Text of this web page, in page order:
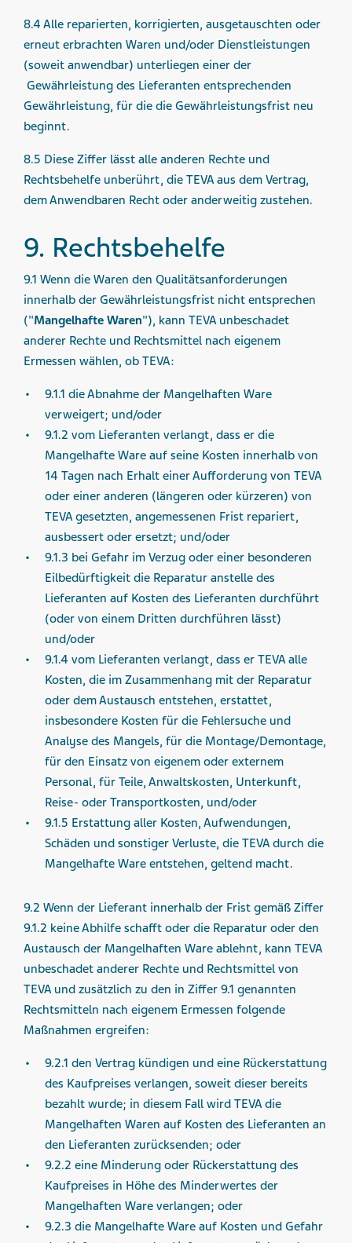
8.4 Alle reparierten, korrigierten, ausgetauschten oder
erneut erbrachten Waren und/oder Dienstleistungen
(soweit anwendbar) unterliegen einer der
Gewährleistung des Lieferanten entsprechenden
Gewährleistung, für die die Gewährleistungsfrist neu
beginnt.
8.5 Diese Ziffer lässt alle anderen Rechte und
Rechtsbehelfe unberührt, die TEVA aus dem Vertrag,
dem Anwendbaren Recht oder anderweitig zustehen.
9. Rechtsbehelfe
9.1 Wenn die Waren den Qualitätsanforderungen
innerhalb der Gewährleistungsfrist nicht entsprechen
("Mangelhafte Waren"), kann TEVA unbeschadet
anderer Rechte und Rechtsmittel nach eigenem
Ermessen wählen, ob TEVA:
9.1.1 die Abnahme der Mangelhaften Ware
verweigert; und/oder
9.1.2 vom Lieferanten verlangt, dass er die
Mangelhafte Ware auf seine Kosten innerhalb von
14 Tagen nach Erhalt einer Aufforderung von TEVA
oder einer anderen (längeren oder kürzeren) von
TEVA gesetzten, angemessenen Frist repariert,
ausbessert oder ersetzt; und/oder
9.1.3 bei Gefahr im Verzug oder einer besonderen
Eilbedürftigkeit die Reparatur anstelle des
Lieferanten auf Kosten des Lieferanten durchführt
(oder von einem Dritten durchführen lässt)
und/oder
9.1.4 vom Lieferanten verlangt, dass er TEVA alle
Kosten, die im Zusammenhang mit der Reparatur
oder dem Austausch entstehen, erstattet,
insbesondere Kosten für die Fehlersuche und
Analyse des Mangels, für die Montage/Demontage,
für den Einsatz von eigenem oder externem
Personal, für Teile, Anwaltskosten, Unterkunft,
Reise- oder Transportkosten, und/oder
9.1.5 Erstattung aller Kosten, Aufwendungen,
Schäden und sonstiger Verluste, die TEVA durch die
Mangelhafte Ware entstehen, geltend macht.
9.2 Wenn der Lieferant innerhalb der Frist gemäß Ziffer
9.1.2 keine Abhilfe schafft oder die Reparatur oder den
Austausch der Mangelhaften Ware ablehnt, kann TEVA
unbeschadet anderer Rechte und Rechtsmittel von
TEVA und zusätzlich zu den in Ziffer 9.1 genannten
Rechtsmitteln nach eigenem Ermessen folgende
Maßnahmen ergreifen:
9.2.1 den Vertrag kündigen und eine Rückerstattung
des Kaufpreises verlangen, soweit dieser bereits
bezahlt wurde; in diesem Fall wird TEVA die
Mangelhaften Waren auf Kosten des Lieferanten an
den Lieferanten zurücksenden; oder
9.2.2 eine Minderung oder Rückerstattung des
Kaufpreises in Höhe des Minderwertes der
Mangelhaften Ware verlangen; oder
9.2.3 die Mangelhafte Ware auf Kosten und Gefahr